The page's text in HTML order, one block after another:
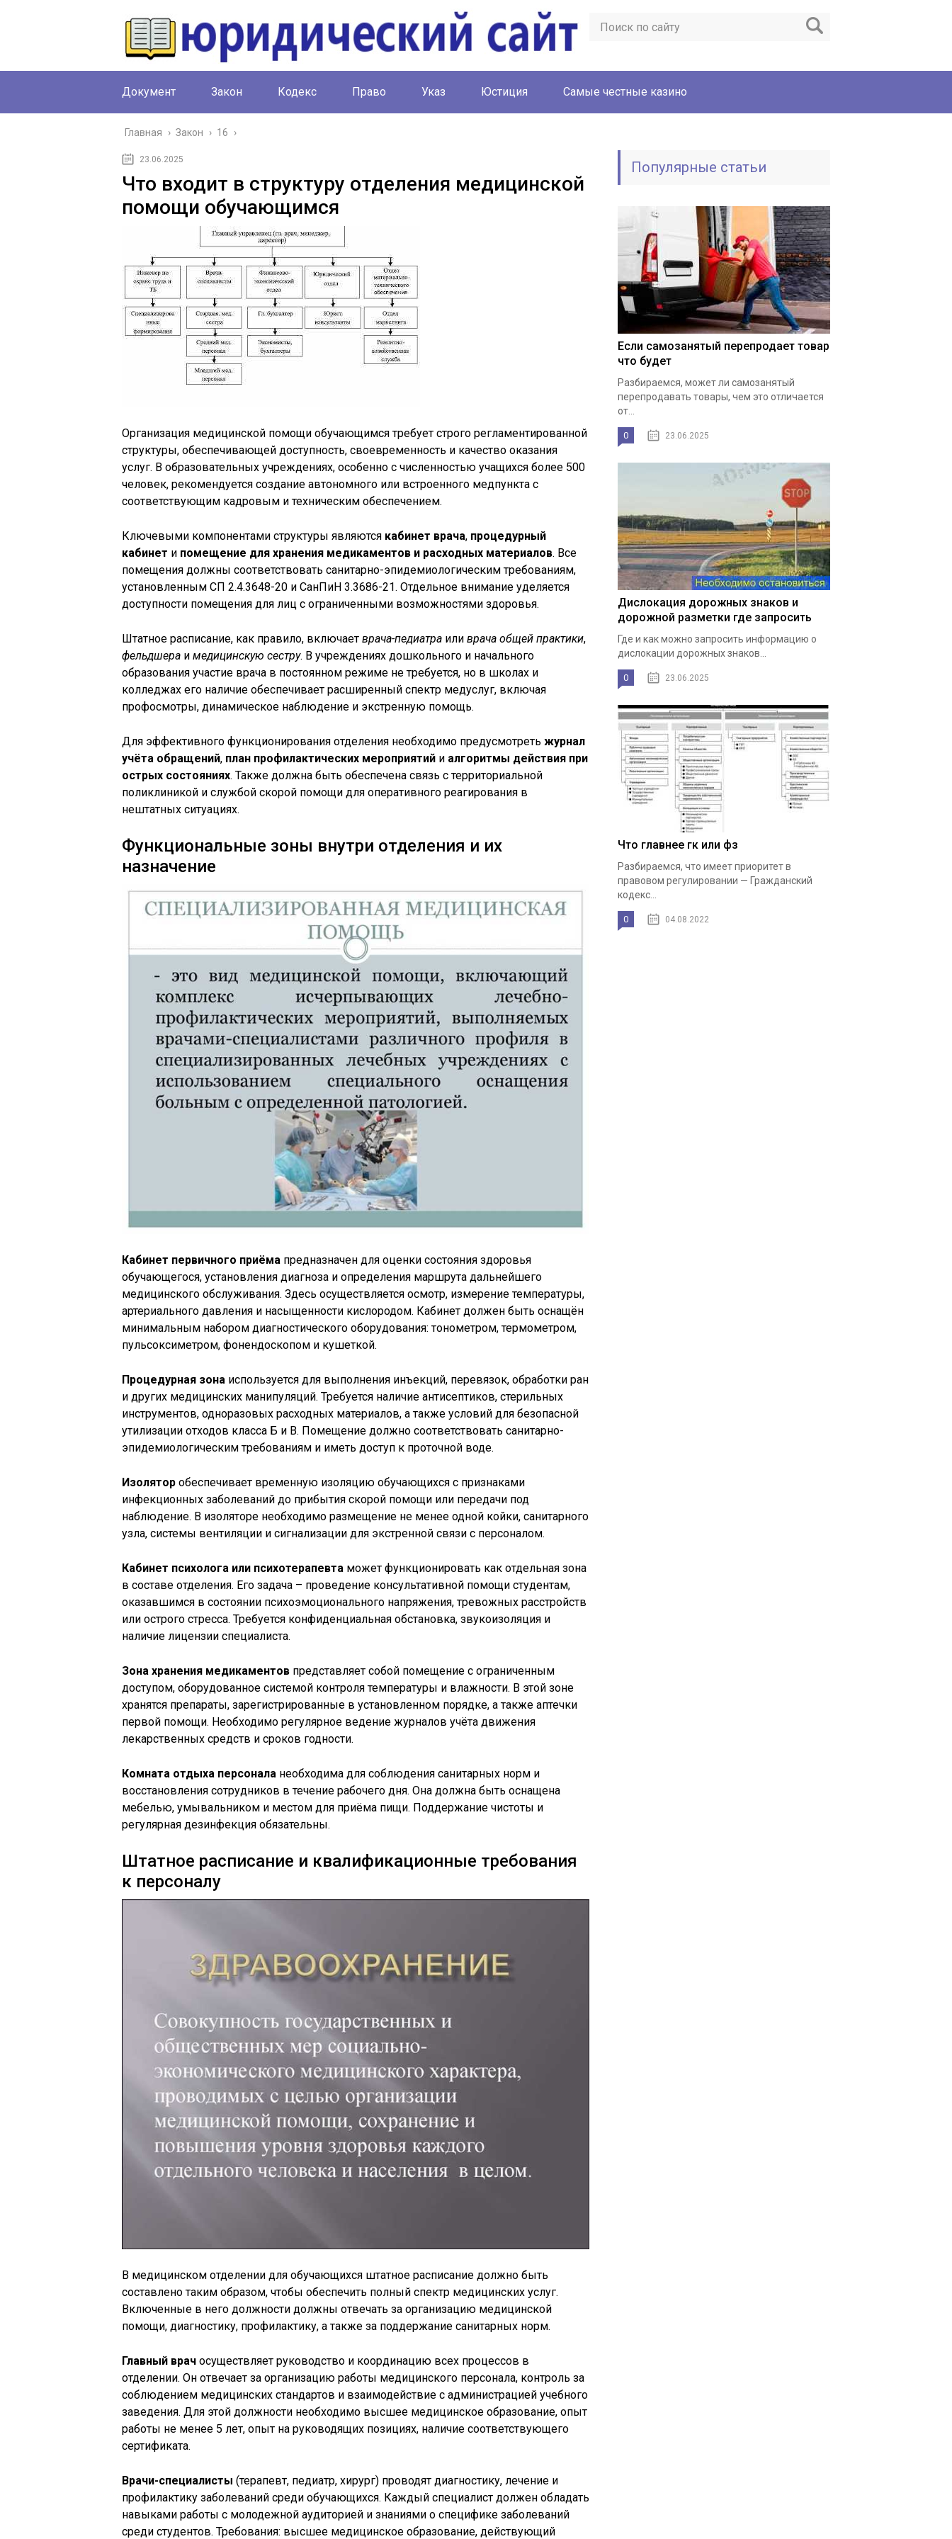
Документ Закон Кодекс Право Указ Юстиция Cамые честные казино
Главная › Закон › 16 ›
23.06.2025
Что входит в структуру отделения медицинской
помощи обучающимся
Организация медицинской помощи обучающимся требует строго регламентированной
структуры, обеспечивающей доступность, своевременность и качество оказания
услуг. В образовательных учреждениях, особенно с численностью учащихся более 500
человек, рекомендуется создание автономного или встроенного медпункта с
соответствующим кадровым и техническим обеспечением.
Ключевыми компонентами структуры являются кабинет врача, процедурный
кабинет и помещение для хранения медикаментов и расходных материалов. Все
помещения должны соответствовать санитарно-эпидемиологическим требованиям,
установленным СП 2.4.3648-20 и СанПиН 3.3686-21. Отдельное внимание уделяется
доступности помещения для лиц с ограниченными возможностями здоровья.
Штатное расписание, как правило, включает врача-педиатра или врача общей практики,
фельдшера и медицинскую сестру. В учреждениях дошкольного и начального
образования участие врача в постоянном режиме не требуется, но в школах и
колледжах его наличие обеспечивает расширенный спектр медуслуг, включая
профосмотры, динамическое наблюдение и экстренную помощь.
Для эффективного функционирования отделения необходимо предусмотреть журнал
учёта обращений, план профилактических мероприятий и алгоритмы действия при
острых состояниях. Также должна быть обеспечена связь с территориальной
поликлиникой и службой скорой помощи для оперативного реагирования в
нештатных ситуациях.
Функциональные зоны внутри отделения и их
назначение
Кабинет первичного приёма предназначен для оценки состояния здоровья
обучающегося, установления диагноза и определения маршрута дальнейшего
медицинского обслуживания. Здесь осуществляется осмотр, измерение температуры,
артериального давления и насыщенности кислородом. Кабинет должен быть оснащён
минимальным набором диагностического оборудования: тонометром, термометром,
пульсоксиметром, фонендоскопом и кушеткой.
Процедурная зона используется для выполнения инъекций, перевязок, обработки ран
и других медицинских манипуляций. Требуется наличие антисептиков, стерильных
инструментов, одноразовых расходных материалов, а также условий для безопасной
утилизации отходов класса Б и В. Помещение должно соответствовать санитарно-
эпидемиологическим требованиям и иметь доступ к проточной воде.
Изолятор обеспечивает временную изоляцию обучающихся с признаками
инфекционных заболеваний до прибытия скорой помощи или передачи под
наблюдение. В изоляторе необходимо размещение не менее одной койки, санитарного
узла, системы вентиляции и сигнализации для экстренной связи с персоналом.
Кабинет психолога или психотерапевта может функционировать как отдельная зона
в составе отделения. Его задача – проведение консультативной помощи студентам,
оказавшимся в состоянии психоэмоционального напряжения, тревожных расстройств
или острого стресса. Требуется конфиденциальная обстановка, звукоизоляция и
наличие лицензии специалиста.
Зона хранения медикаментов представляет собой помещение с ограниченным
доступом, оборудованное системой контроля температуры и влажности. В этой зоне
хранятся препараты, зарегистрированные в установленном порядке, а также аптечки
первой помощи. Необходимо регулярное ведение журналов учёта движения
лекарственных средств и сроков годности.
Комната отдыха персонала необходима для соблюдения санитарных норм и
восстановления сотрудников в течение рабочего дня. Она должна быть оснащена
мебелью, умывальником и местом для приёма пищи. Поддержание чистоты и
регулярная дезинфекция обязательны.
Штатное расписание и квалификационные требования
к персоналу
В медицинском отделении для обучающихся штатное расписание должно быть
составлено таким образом, чтобы обеспечить полный спектр медицинских услуг.
Включенные в него должности должны отвечать за организацию медицинской
помощи, диагностику, профилактику, а также за поддержание санитарных норм.
Главный врач осуществляет руководство и координацию всех процессов в
отделении. Он отвечает за организацию работы медицинского персонала, контроль за
соблюдением медицинских стандартов и взаимодействие с администрацией учебного
заведения. Для этой должности необходимо высшее медицинское образование, опыт
работы не менее 5 лет, опыт на руководящих позициях, наличие соответствующего
сертификата.
Врачи-специалисты (терапевт, педиатр, хирург) проводят диагностику, лечение и
профилактику заболеваний среди обучающихся. Каждый специалист должен обладать
навыками работы с молодежной аудиторией и знаниями о специфике заболеваний
среди студентов. Требования: высшее медицинское образование, действующий
Популярные статьи
Если самозанятый перепродает товар
что будет
Разбираемся, может ли самозанятый
перепродавать товары, чем это отличается
от...
0 23.06.2025
Дислокация дорожных знаков и
дорожной разметки где запросить
Где и как можно запросить информацию о
дислокации дорожных знаков...
0 23.06.2025
Что главнее гк или фз
Разбираемся, что имеет приоритет в
правовом регулировании — Гражданский
кодекс...
0 04.08.2022